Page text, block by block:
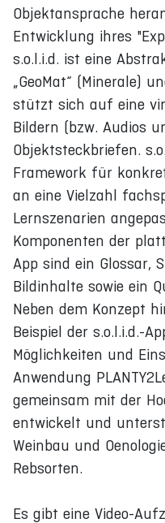
Objektansprache
Entwicklung ihres
s.o.l.i.d. ist eine
„GeoMat“ (Minerale)
stützt sich auf eine
Bildern (bzw. Audios
Objektsteckbriefen.
Framework für
an eine Vielzahl
Lernszenarien
Komponenten der
App sind ein Glossar,
Bildinhalte sowie ein
Neben dem Konzept
Beispiel der s.o.l.i.d.-
Möglichkeiten und
Anwendung
gemeinsam mit der
entwickelt und
Weinbau und
Rebsorten.
Es gibt eine Video-